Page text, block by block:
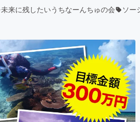
舞台
・サービス開発 フー
誌出版 アニ
来に残したいうちなーんちゅの会 ソー